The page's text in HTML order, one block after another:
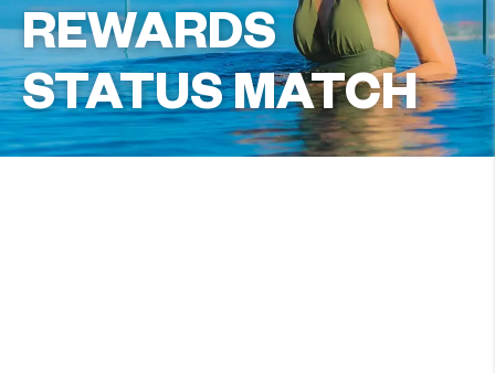
REWARDS
STATUS MATCH